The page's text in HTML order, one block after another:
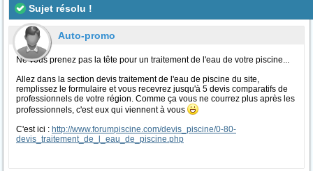
Sujet résolu !
Auto-promo
Ne vous prenez pas la tête pour un traitement de l'eau de votre piscine...
Allez dans la section devis traitement de l'eau de piscine du site,
remplissez le formulaire et vous recevrez jusqu'à 5 devis comparatifs de
professionnels de votre région. Comme ça vous ne courrez plus après les
professionnels, c'est eux qui viennent à vous
C'est ici : http://www.forumpiscine.com/devis_piscine/0-80-
devis_traitement_de_l_eau_de_piscine.php